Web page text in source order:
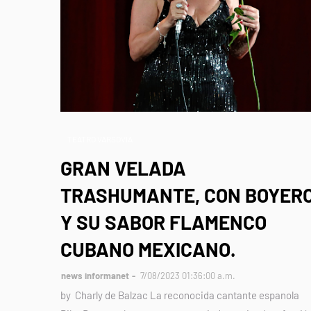
GRAN VELADA
TRASHUMANTE, CON
Y SU SABOR FLAMENCO
CUBANO MEXICANO.
news informanet 7/08/2023 01:36:00 a.m.
by Charly de Balzac La reconocida cantante espanola